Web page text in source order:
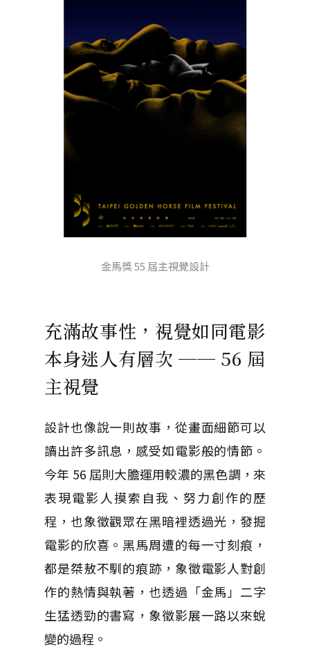
金馬獎 55 屆主視覺設計
充滿故事性，視覺如同電影
本身迷人有層次 ── 56 屆
主視覺
設計也像說一則故事，從畫面細節可以
讀出許多訊息，感受如電影般的情節。
今年 56 屆則大膽運用較濃的黑色調，來
表現電影人摸索自我、努力創作的歷
程，也象徵觀眾在黑暗裡透過光，發掘
電影的欣喜。黑馬周遭的每一寸刻痕，
都是桀敖不馴的痕跡，象徵電影人對創
作的熱情與執著，也透過「金馬」二字
生猛透勁的書寫，象徵影展一路以來蛻
變的過程。